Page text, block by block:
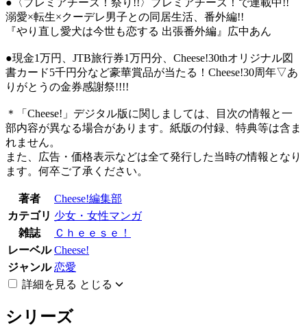
溺愛×転生×クーデレ男子との同居生活、番外編!!
『やり直し愛犬は今世も恋する 出張番外編』広中あん
●現金1万円、JTB旅行券1万円分、Cheese!30thオリジナル図
書カード5千円分など豪華賞品が当たる！Cheese!30周年▽あ
りがとうの金券感謝祭!!!!
＊「Cheese!」デジタル版に関しましては、目次の情報と一
部内容が異なる場合があります。紙版の付録、特典等は含ま
れません。
また、広告・価格表示などは全て発行した当時の情報となり
ます。何卒ご了承ください。
著者
Cheese!編集部
カテゴリ 少女・女性マンガ
雑誌
Ｃｈｅｅｓｅ！
レーベル Cheese!
ジャンル 恋愛
詳細を見る とじる
シリーズ